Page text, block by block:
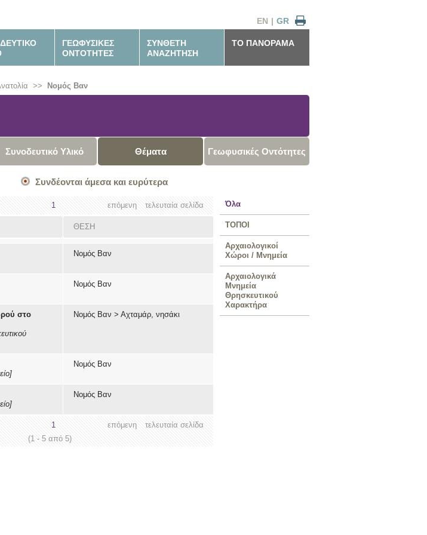
GR
|
EN
ΓΕΩΦΥΣΙΚΕΣ
ΟΝΤΟΤΗΤΕΣ
ΣΥΝΘΕΤΗ
ΑΝΑΖΗΤΗΣΗ
ΤΟ ΠΑΝΟΡΑΜΑ
>> Νομός Βαν
Συνοδευτικό Υλικό Θέματα Γεωφυσικές Οντότητες
Συνδέονται άμεσα και ευρύτερα
τελευταία σελίδα
επόμενη
1
ΘΕΣΗ
Νομός Βαν
Νομός Βαν
στο
Νομός Βαν > Αχταμάρ, νησάκι
Νομός Βαν
Νομός Βαν
τελευταία σελίδα
επόμενη
1
(1 - 5 από 5)
Όλα
ΤΟΠΟΙ
Αρχαιολογικοί
Χώροι / Μνημεία
Αρχαιολογικά
Μνημεία
Θρησκευτικού
Χαρακτήρα